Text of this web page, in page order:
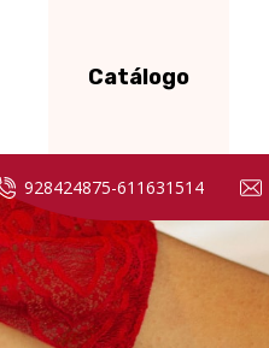
Catálogo
928424875-611631514